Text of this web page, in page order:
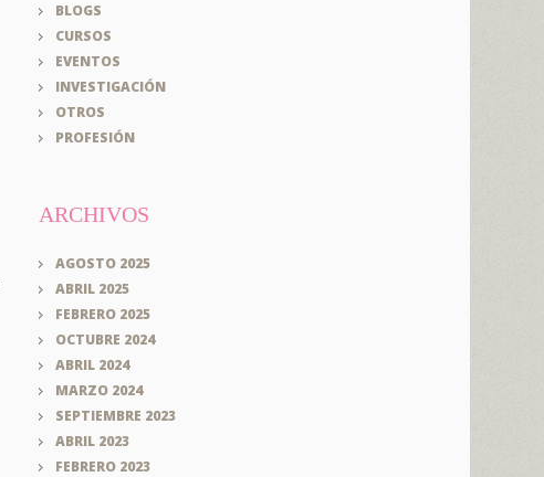
BLOGS
CURSOS
EVENTOS
INVESTIGACIÓN
OTROS
PROFESIÓN
ARCHIVOS
AGOSTO 2025
ABRIL 2025
FEBRERO 2025
OCTUBRE 2024
ABRIL 2024
MARZO 2024
SEPTIEMBRE 2023
ABRIL 2023
FEBRERO 2023